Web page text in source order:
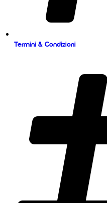
Termini & Condizioni